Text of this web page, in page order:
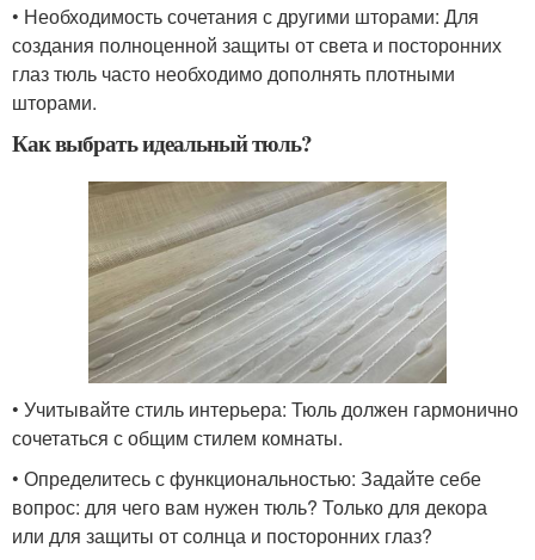
• Необходимость сочетания с другими шторами: Для
создания полноценной защиты от света и посторонних
глаз тюль часто необходимо дополнять плотными
шторами.
Как выбрать идеальный тюль?
• Учитывайте стиль интерьера: Тюль должен гармонично
сочетаться с общим стилем комнаты.
• Определитесь с функциональностью: Задайте себе
вопрос: для чего вам нужен тюль? Только для декора
или для защиты от солнца и посторонних глаз?